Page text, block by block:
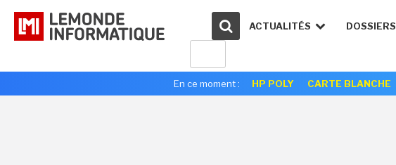
ACTUALITÉS DOSSIERS
En ce moment : HP POLY CARTE BLANCHE